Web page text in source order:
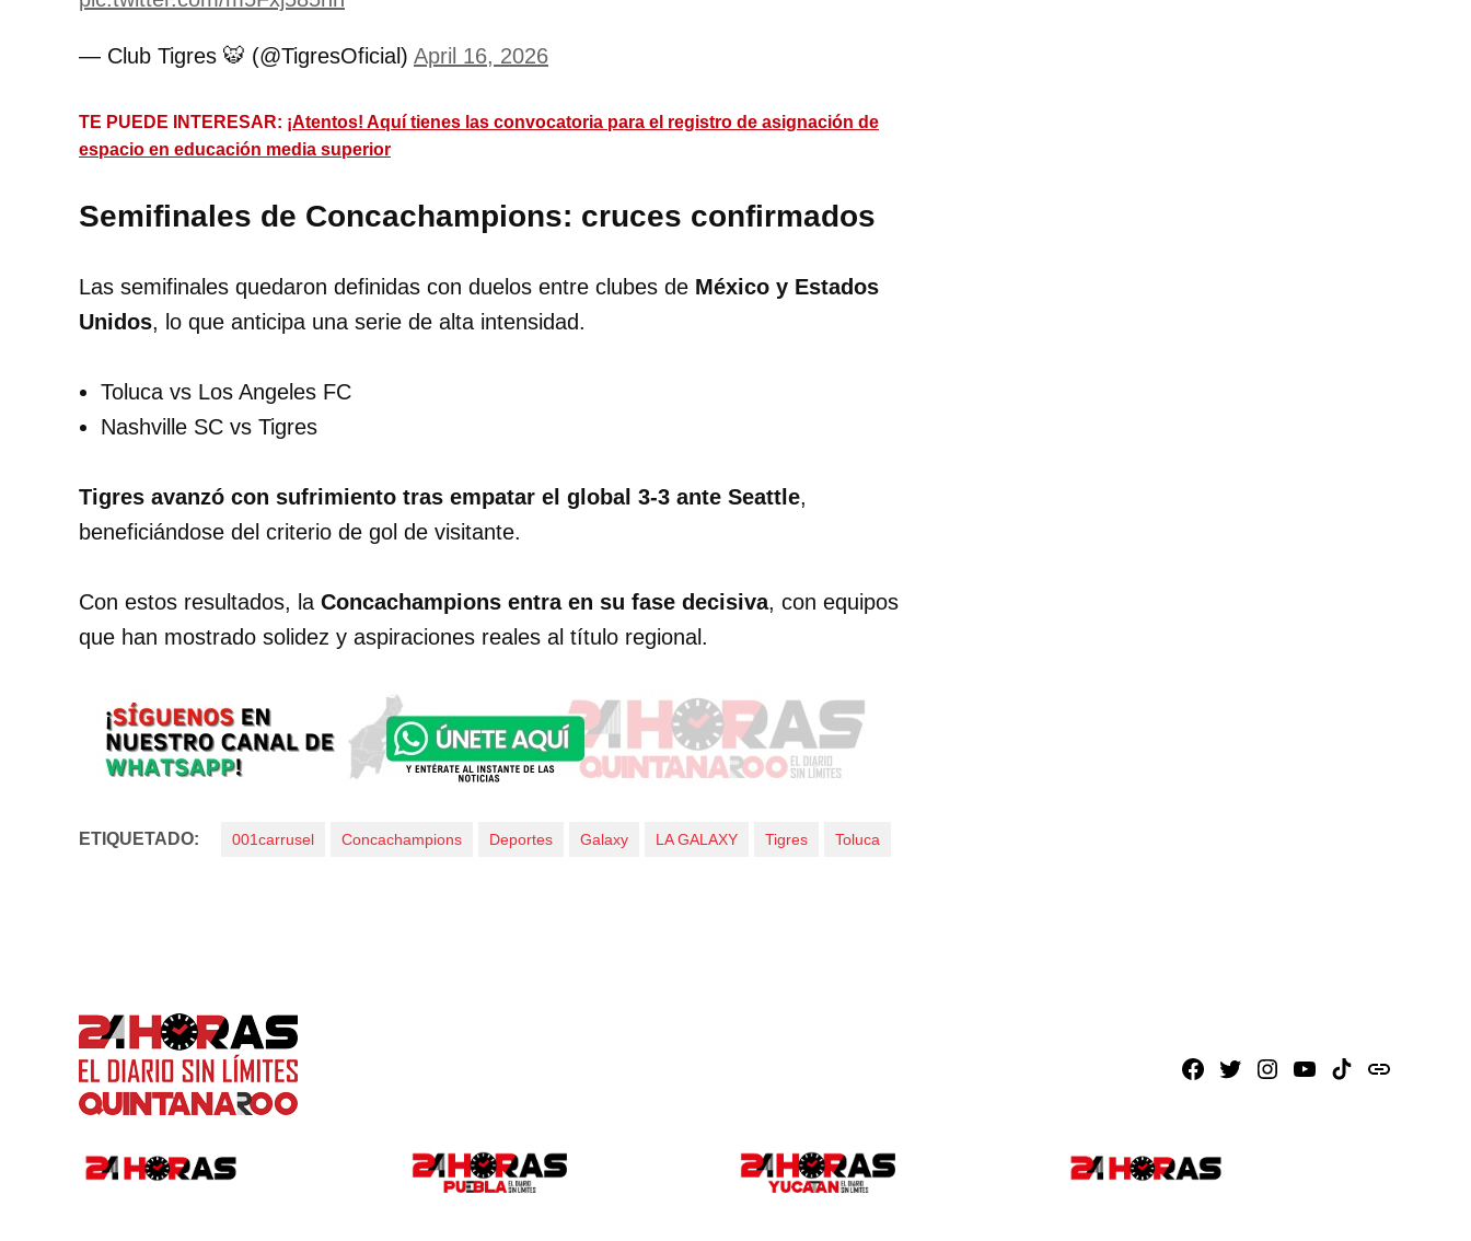
— Club Tigres 🐯 (@TigresOficial) April 16, 2026
TE PUEDE INTERESAR: ¡Atentos! Aquí tienes las convocatoria para el registro de asignación de
espacio en educación media superior
Semifinales de Concachampions: cruces confirmados
Las semifinales quedaron definidas con duelos entre clubes de México y Estados
Unidos, lo que anticipa una serie de alta intensidad.
Toluca vs Los Angeles FC
Nashville SC vs Tigres
Tigres avanzó con sufrimiento tras empatar el global 3-3 ante Seattle,
beneficiándose del criterio de gol de visitante.
Con estos resultados, la Concachampions entra en su fase decisiva, con equipos
que han mostrado solidez y aspiraciones reales al título regional.
ETIQUETADO: 001carrusel Concachampions Deportes Galaxy LA GALAXY Tigres Toluca
Facebook
X Instagram
Youtube
TikTok
issuu